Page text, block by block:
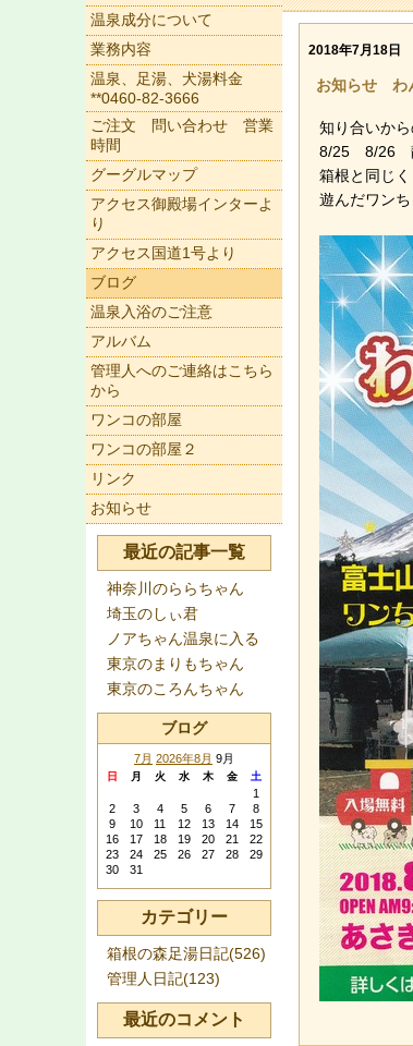
2018年7月18日
お知らせ わ
知り合いから
8/25 8/26 静
箱根と同じく
遊んだワンち
温泉成分について
業務内容
温泉、足湯、犬湯料金
**0460-82-3666
ご注文 問い合わせ 営業
時間
グーグルマップ
アクセス御殿場インターよ
り
アクセス国道1号より
ブログ
温泉入浴のご注意
アルバム
管理人へのご連絡はこちら
から
ワンコの部屋
ワンコの部屋２
リンク
お知らせ
最近の記事一覧
神奈川のららちゃん
埼玉のしぃ君
ノアちゃん温泉に入る
東京のまりもちゃん
東京のころんちゃん
ブログ
7月 2026年8月 9月
日 月 火 水 木 金 土
1
2
3 4 5 6 7
8
9
10 11 12 13 14
15
16
17 18 19 20 21
22
23
24 25 26 27 28
29
30
31
カテゴリー
箱根の森足湯日記(526)
管理人日記(123)
最近のコメント